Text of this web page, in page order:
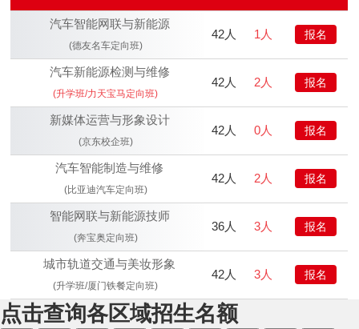
汽车智能网联与新能源
(德友名车定向班)
42人 1人 报名
汽车新能源检测与维修
(升学班/力天宝马定向班)
42人 2人 报名
新媒体运营与形象设计
(京东校企班)
42人 0人 报名
汽车智能制造与维修
(比亚迪汽车定向班)
42人 2人 报名
智能网联与新能源技师
(奔宝奥定向班)
36人 3人 报名
城市轨道交通与美妆形象
(升学班/厦门铁餐定向班)
42人 3人 报名
点击查询各区域招生名额
恭贺 湖南衡阳
何* 已报名
恭贺
湖南益阳陈* 已报名
恭贺
湖南湘西何*凡 已报名